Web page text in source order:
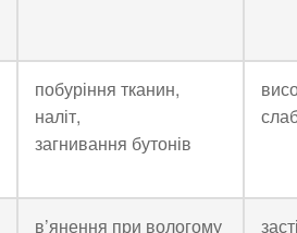
побуріння тканин,
наліт,
загнивання бутонів
в’янення при вологому